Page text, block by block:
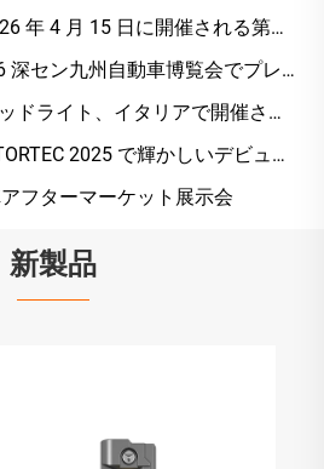
年 4 月 15 日に開催される第
たく新しい Q58 ヘッドライト シ
深セン九州自動車博覧会でプレ
ーションを展示
ドライト、イタリアで開催され
に出展
2025 で輝かしいデビュー
術を通じてヨーロッパ市場での
フターマーケット展示会
新製品